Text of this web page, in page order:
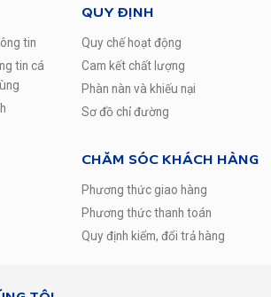
tin
tin cá
QUY ĐỊNH
Quy chế hoạt động
Cam kết chất lượng
Phàn nàn và khiếu nại
Sơ đồ chỉ đường
CHĂM SÓC KHÁCH HÀNG
Phương thức giao hàng
Phương thức thanh toán
Quy định kiểm, đổi trả hàng